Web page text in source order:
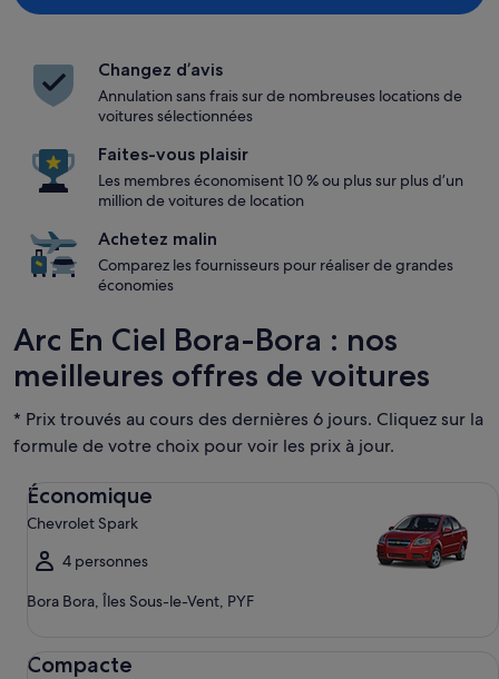
Changez d’avis
Annulation sans frais sur de nombreuses locations de
voitures sélectionnées
Faites-vous plaisir
Les membres économisent 10 % ou plus sur plus d’un
million de voitures de location
Achetez malin
Comparez les fournisseurs pour réaliser de grandes
économies
Arc En Ciel Bora-Bora : nos
meilleures offres de voitures
* Prix trouvés au cours des dernières 6 jours. Cliquez sur la
formule de votre choix pour voir les prix à jour.
Économique
Chevrolet Spark
4 personnes
Bora Bora, Îles Sous-le-Vent, PYF
Économique Chevrolet Spark
Compacte